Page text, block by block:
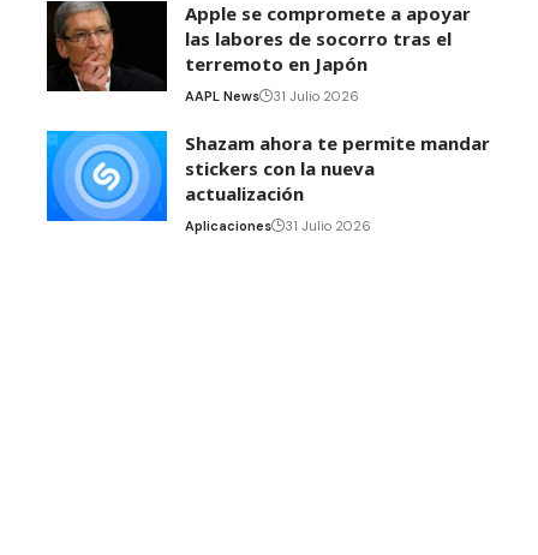
Apple se compromete a apoyar
las labores de socorro tras el
terremoto en Japón
AAPL News 31 Julio 2026
Shazam ahora te permite mandar
stickers con la nueva
actualización
Aplicaciones 31 Julio 2026